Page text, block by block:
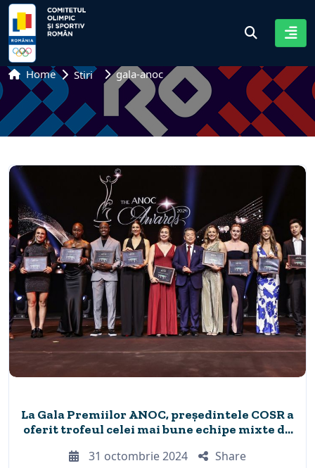
Home Stiri gala-anoc
La Gala Premiilor ANOC, președintele COSR a
oferit trofeul celei mai bune echipe mixte de
31 octombrie 2024 Share